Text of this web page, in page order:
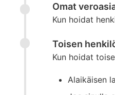
Omat
Kun hoidat
Toisen
Kun hoidat
Alaikäisen